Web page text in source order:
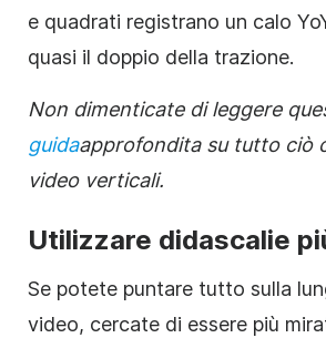
e quadrati registrano un calo
quasi il doppio della trazione.
Non dimenticate di leggere
guidaapprofondita su tutto ciò
video verticali.
Utilizzare didascalie
Se potete puntare tutto sulla
video, cercate di essere più